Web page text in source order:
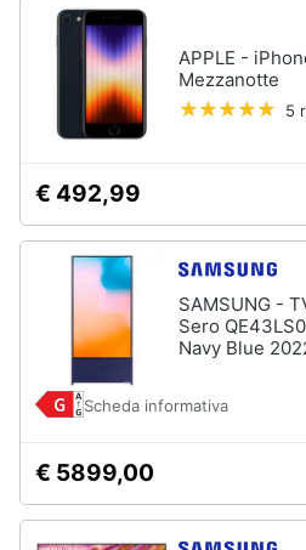
APPLE -
Mezzanotte
5
€ 492,99
SAMSUNG -
Sero
Navy Blue
Scheda informativa
€ 5899,00